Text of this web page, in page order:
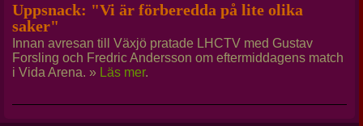
Uppsnack: "Vi är förberedda på lite olika
saker"
Innan avresan till Växjö pratade LHCTV med Gustav
Forsling och Fredric Andersson om eftermiddagens match
i Vida Arena. » Läs mer.